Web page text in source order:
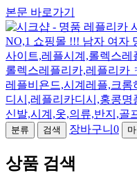
본문 바로가기
분류 검색 장바구니 0
상품 검색